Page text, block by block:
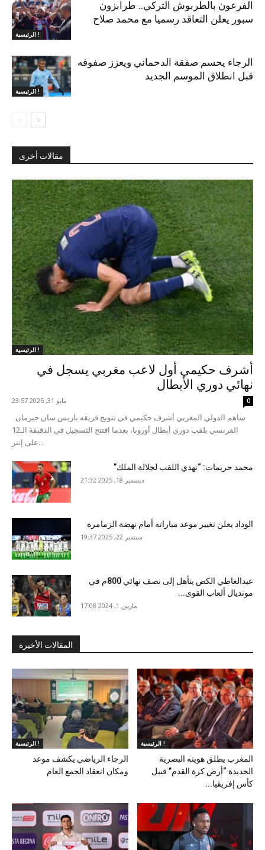
الرئيسية !
الفرعون بالطربوش التركي.. طرابزون
سبور يعلن التعاقد رسميا مع محمد صلاح
الرئيسية !
الرجاء يحسم صفقة الدحماني ويعزز صفوفه
قبل انطلاق الموسم الجديد
مقالات أخرى
الرئيسية !
أشرف حكيمي أول لاعب مغربي يسجل في
نهائي دوري الأبطال
مايو 31, 2025 23:57 0
الفرنسي بلقب دوري أبطال أوروبا، بعدما افتتح التسجيل في الدقيقة الـ12
على إنتر...
محمد حريمات: “نهدي اللقب لجلالة الملك”
ديسمبر 18, 2025 21:32
الوداد يعلن تغيير موعد مباراته أمام نهضة الزمامرة
سبتمبر 22, 2025 19:37
عبدالعاطي الكص يتأهل إلى نصف نهائي 800م في
مونديال ألعاب القوى...
مارس 1, 2024 17:08
المقالات الأخيرة
الرئيسية !
الرجاء الرياضي يكشف موعد
ومكان انعقاد الجمع العام
الرئيسية !
المغرب يطلق هويته البصرية
الجديدة “أرض كرة القدم” قبيل
كأس إفريقيا...